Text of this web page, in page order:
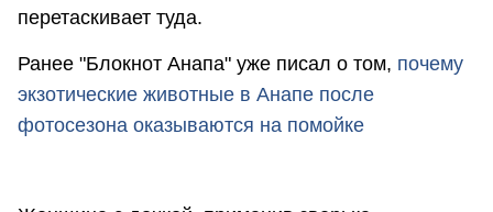
перетаскивает туда.
Ранее "Блокнот Анапа" уже писал о том, почему
экзотические животные в Анапе после
фотосезона оказываются на помойке